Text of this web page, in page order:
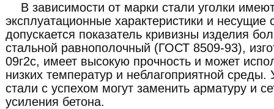
В зависимости от марки стали уголки
эксплуатационные характеристики и несущие
допускается показатель кривизны изделия
стальной равнополочный (ГОСТ 8509-93),
09г2с, имеет высокую прочность и может
низких температур и неблагоприятной среды.
стали с успехом могут заменить арматуру и
усиления бетона.